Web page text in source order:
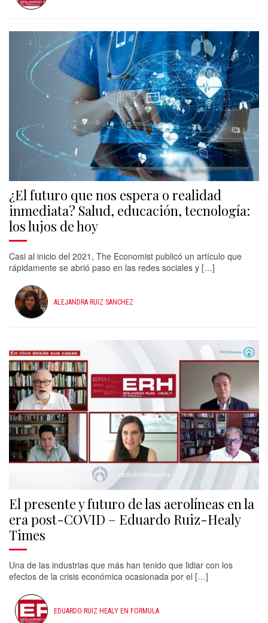
¿El futuro que nos espera o realidad
inmediata? Salud, educación, tecnología:
los lujos de hoy
Casi al inicio del 2021, The Economist publicó un artículo que
rápidamente se abrió paso en las redes sociales y […]
ALEJANDRA RUIZ SANCHEZ
El presente y futuro de las aerolíneas en la
era post-COVID – Eduardo Ruiz-Healy
Times
Una de las industrias que más han tenido que lidiar con los
efectos de la crisis económica ocasionada por el […]
EDUARDO RUIZ HEALY EN FORMULA